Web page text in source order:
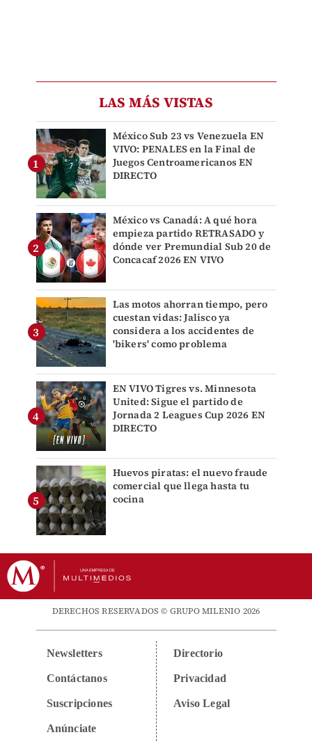
LAS MÁS VISTAS
México Sub 23 vs Venezuela EN
VIVO: PENALES en la Final de
Juegos Centroamericanos EN
DIRECTO
México vs Canadá: A qué hora
empieza partido RETRASADO y
dónde ver Premundial Sub 20 de
Concacaf 2026 EN VIVO
Las motos ahorran tiempo, pero
cuestan vidas: Jalisco ya
considera a los accidentes de
'bikers' como problema
EN VIVO Tigres vs. Minnesota
United: Sigue el partido de
Jornada 2 Leagues Cup 2026 EN
DIRECTO
Huevos piratas: el nuevo fraude
comercial que llega hasta tu
cocina
DERECHOS RESERVADOS © GRUPO MILENIO 2026
Newsletters
Contáctanos
Suscripciones
Anúnciate
Directorio
Privacidad
Aviso Legal